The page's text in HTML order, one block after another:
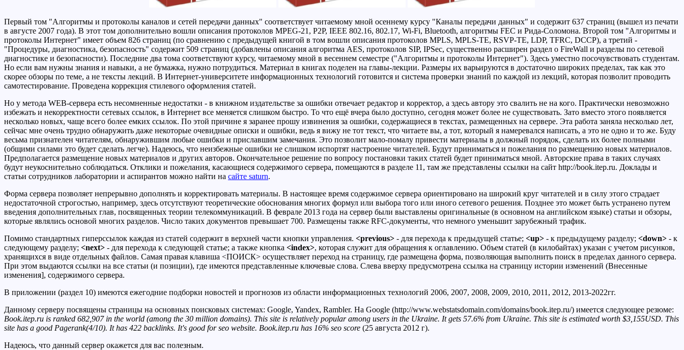
Первый том "Алгоритмы и протоколы каналов и сетей передачи данных" соответствует читаемому мной осеннему курсу "Каналы передачи данных" и содержит 637 страниц (вышел из печати
в августе 2007 года). В этот том дополнительно вошли описания протоколов MPEG-21, Р2Р, IEEE 802.16, 802.17, Wi-Fi, Bluetooth, алгоритмы FEC и Рида-Соломона. Второй том "Алгоритмы и
протоколы Интернет" имеет объем 826 страниц (по сравнению с предыдущей книгой в том вошли описания протоколов MPLS, MPLS-TE, RSVP-TE, LDP, TFRC, DCCP), а третий -
"Процедуры, диагностика, безопасность" содержит 509 страниц (добавлены описания алгоритма AES, протоколов SIP, IPSec, существенно расширен раздел о FireWall и разделы по сетевой
диагностике и безопасности). Последние два тома соответствуют курсу, читаемому мной в весеннем семестре ("Алгоритмы и протоколы Интернет"). Здесь уместно посочувствовать студентам.
Но если вам нужны знания и навыки, а не бумажка, нужно потрудиться. Материал в книгах поделен на главы-лекции. Размеры их варьируются в достаточно широких пределах, так как это
скорее обзоры по теме, а не тексты лекций. В Интернет-университете информационных технологий готовится и система проверки знаний по каждой из лекций, которая позволит проводить
самотестирование. Проведена коррекция стилевого оформления статей.
Но у метода WEB-сервера есть несомненные недостатки - в книжном издательстве за ошибки отвечает редактор и корректор, а здесь автору это свалить не на кого. Практически невозможно
избежать и некорректности сетевых ссылок, в Интернет все меняется слишком быстро. То что ещё вчера было доступно, сегодня может более не существовать. Зато вместо этого появляется
несколько новых, чаще всего более емких ссылок. По этой причине я заранее прошу извинения за ошибки, содержащиеся в текстах, размещенных на сервере. Эта работа заняла несколько лет,
сейчас мне очень трудно обнаружить даже некоторые очевидные описки и ошибки, ведь я вижу не тот текст, что читаете вы, а тот, который я намеревался написать, а это не одно и то же. Буду
весьма признателен читателям, обнаружившим любые ошибки и приславшим замечания. Это позволит мало-помалу привести материалы в должный порядок, сделать их более полными
(общими силами это будет сделать легче). Надеюсь, что неизбежные ошибки не слишком испортят настроение читателей. Будут приниматься и пожелания по размещению новых материалов.
Предполагается размещение новых материалов и других авторов. Окончательное решение по вопросу постановки таких статей будет приниматься мной. Авторские права в таких случаях
будут неукоснительно соблюдаться. Отклики и пожелания, касающиеся содержимого сервера, помещаются в разделе 11, там же представлены ссылки на сайт http://book.itep.ru. Доклады и
статьи сотрудников лаборатории и аспирантов можно найти на сайте saturn.
Форма сервера позволяет непрерывно дополнять и корректировать материалы. В настоящее время содержимое сервера ориентировано на широкий круг читателей и в силу этого страдает
недостаточной строгостью, например, здесь отсутствуют теоретические обоснования многих формул или выбора того или иного сетевого решения. Позднее это может быть устранено путем
введения дополнительных глав, посвященных теории телекоммуникаций. В феврале 2013 года на сервер были выставлены оригинальные (в основном на английском языке) статьи и обзоры,
которые являлись основой многих разделов. Число таких документов превышает 700. Размещены также RFC-документы, что немного уменьшит зарубежный трафик.
Помимо стандартных гиперссылок каждая из статей содержит в верхней части кнопки управления. <previous> - для перехода к предыдущей статье; <up> - к предыдущему разделу; <down> - к
следующему разделу; <next> - для перехода к следующей статье; а также кнопка <index>, которая служит для обращения к оглавлению. Объем статей (в килобайтах) указан с учетом рисунков,
хранящихся в виде отдельных файлов. Самая правая клавиша <ПОИСК> осуществляет переход на страницу, где размещена форма, позволяющая выполнить поиск в пределах данного сервера.
При этом выдаются ссылки на все статьи (и позиции), где имеются представленные ключевые слова. Слева вверху предусмотрена ссылка на страницу истории изменений (Внесенные
изменения], содержимого сервера.
В приложении (раздел 10) имеются ежегодние подборки новостей и прогнозов из области информационных технологий 2006, 2007, 2008, 2009, 2010, 2011, 2012, 2013-2022гг.
Данному серверу посвящены страницы на основных поисковых системах: Google, Yandex, Rambler. На Google (http://www.webstatsdomain.com/domains/book.itep.ru/) имеется следующее резюме:
Book.itep.ru is ranked 682,907 in the world (among the 30 million domains). This site is relatively popular among users in the Ukraine. It gets 57.6% from Ukraine. This site is estimated worth $3,155USD. This
site has a good Pagerank(4/10). It has 422 backlinks. It's good for seo website. Book.itep.ru has 16% seo score (25 августа 2012 г).
Надеюсь, что данный сервер окажется для вас полезным.